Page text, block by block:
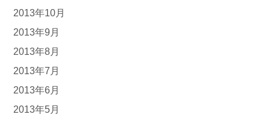
2013年10月
2013年9月
2013年8月
2013年7月
2013年6月
2013年5月